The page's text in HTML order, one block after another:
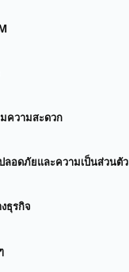
ความสะดวก
ลอดภัยและความเป็นส่วนตัว
ธุรกิจ